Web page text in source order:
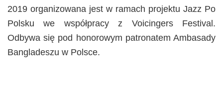
2019 organizowana jest w ramach projektu Jazz Po
Polsku we współpracy z Voicingers Festival.
Odbywa się pod honorowym patronatem Ambasady
Bangladeszu w Polsce.